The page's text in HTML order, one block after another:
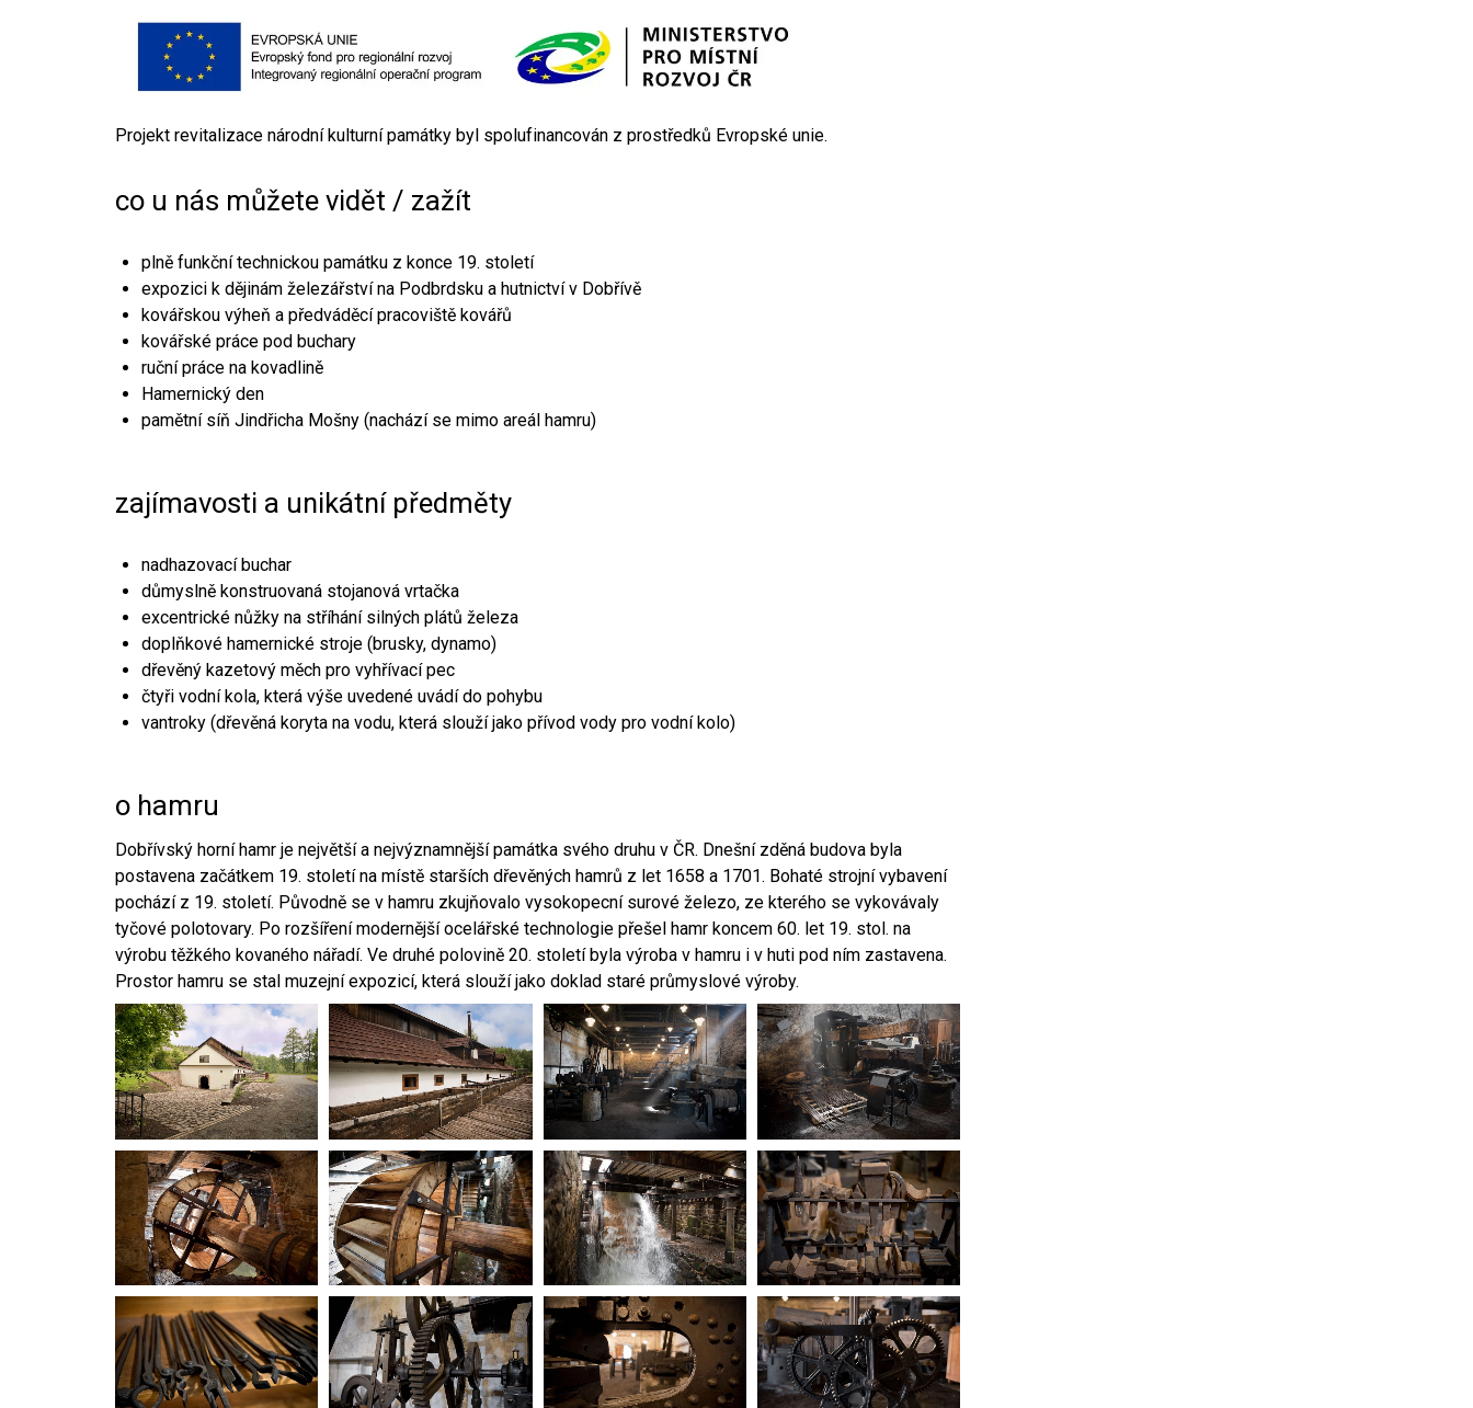
Projekt revitalizace národní kulturní památky byl spolufinancován z prostředků Evropské unie.
co u nás můžete vidět / zažít
plně funkční technickou památku z konce 19. století
expozici k dějinám železářství na Podbrdsku a hutnictví v Dobřívě
kovářskou výheň a předváděcí pracoviště kovářů
kovářské práce pod buchary
ruční práce na kovadlině
Hamernický den
pamětní síň Jindřicha Mošny (nachází se mimo areál hamru)
zajímavosti a unikátní předměty
nadhazovací buchar
důmyslně konstruovaná stojanová vrtačka
excentrické nůžky na stříhání silných plátů železa
doplňkové hamernické stroje (brusky, dynamo)
dřevěný kazetový měch pro vyhřívací pec
čtyři vodní kola, která výše uvedené uvádí do pohybu
vantroky (dřevěná koryta na vodu, která slouží jako přívod vody pro vodní kolo)
o hamru
Dobřívský horní hamr je největší a nejvýznamnější památka svého druhu v ČR. Dnešní zděná budova byla
postavena začátkem 19. století na místě starších dřevěných hamrů z let 1658 a 1701. Bohaté strojní vybavení
pochází z 19. století. Původně se v hamru zkujňovalo vysokopecní surové železo, ze kterého se vykovávaly
tyčové polotovary. Po rozšíření modernější ocelářské technologie přešel hamr koncem 60. let 19. stol. na
výrobu těžkého kovaného nářadí. Ve druhé polovině 20. století byla výroba v hamru i v huti pod ním zastavena.
Prostor hamru se stal muzejní expozicí, která slouží jako doklad staré průmyslové výroby.